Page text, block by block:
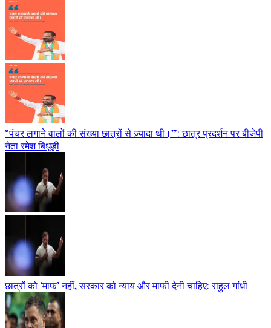
“पंचर लगाने वालों की संख्या छात्रों से ज़्यादा थी।”: छात्र प्रदर्शन पर बीजेपी
नेता रमेश बिधूड़ी
छात्रों को ‘माफ’ नहीं, सरकार को न्याय और माफी देनी चाहिए: राहुल गांधी